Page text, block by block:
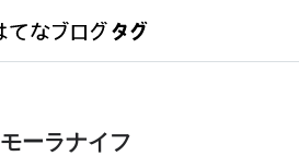
モーラナイフ